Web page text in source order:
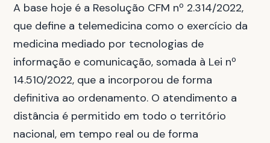
A base hoje é a Resolução CFM nº 2.314/2022,
que define a telemedicina como o exercício da
medicina mediado por tecnologias de
informação e comunicação, somada à Lei nº
14.510/2022, que a incorporou de forma
definitiva ao ordenamento. O atendimento a
distância é permitido em todo o território
nacional, em tempo real ou de forma